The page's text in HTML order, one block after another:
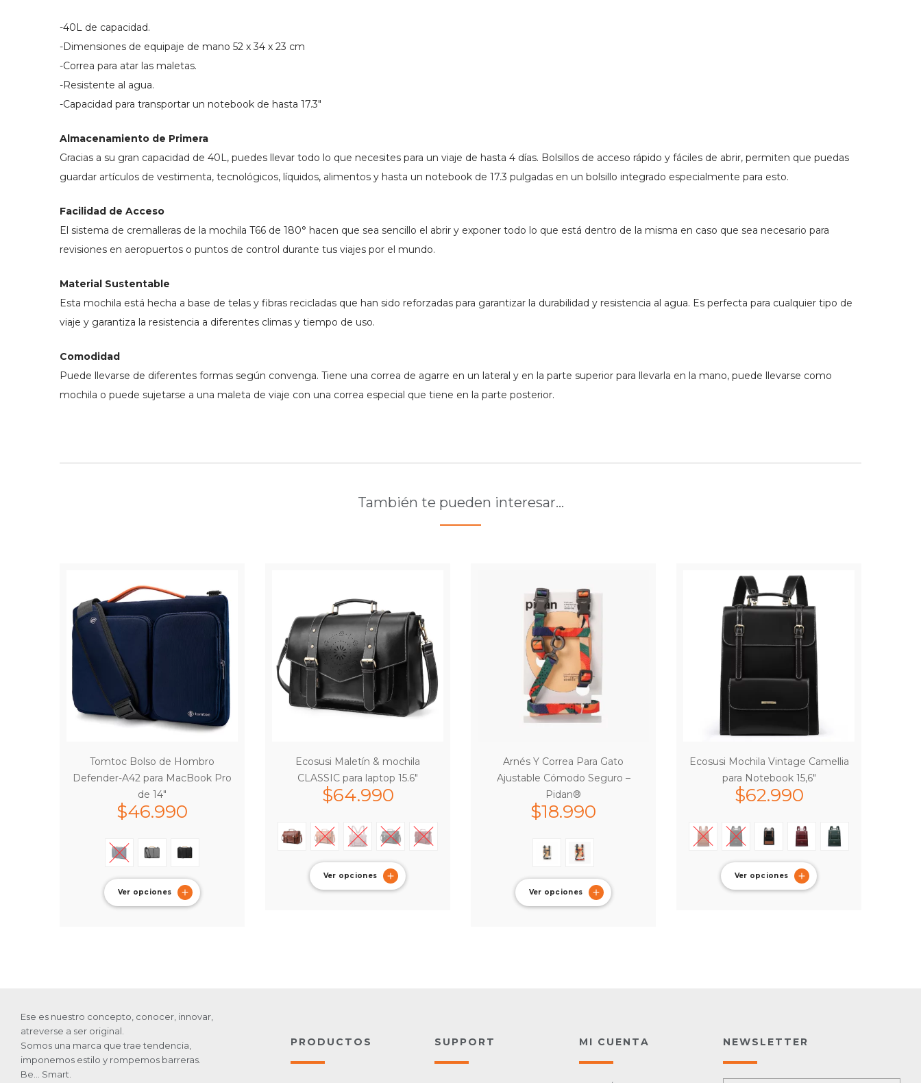
-40L de capacidad.
-Dimensiones de equipaje de mano 52 x 34 x 23 cm
-Correa para atar las maletas.
-Resistente al agua.
-Capacidad para transportar un notebook de hasta 17.3″
Almacenamiento de Primera
Gracias a su gran capacidad de 40L, puedes llevar todo lo que necesites para un viaje de hasta 4 días. Bolsillos de acceso rápido y fáciles de abrir, permiten que puedas
guardar artículos de vestimenta, tecnológicos, líquidos, alimentos y hasta un notebook de 17.3 pulgadas en un bolsillo integrado especialmente para esto.
Facilidad de Acceso
El sistema de cremalleras de la mochila T66 de 180° hacen que sea sencillo el abrir y exponer todo lo que está dentro de la misma en caso que sea necesario para
revisiones en aeropuertos o puntos de control durante tus viajes por el mundo.
Material Sustentable
Esta mochila está hecha a base de telas y fibras recicladas que han sido reforzadas para garantizar la durabilidad y resistencia al agua. Es perfecta para cualquier tipo de
viaje y garantiza la resistencia a diferentes climas y tiempo de uso.
Comodidad
Puede llevarse de diferentes formas según convenga. Tiene una correa de agarre en un lateral y en la parte superior para llevarla en la mano, puede llevarse como
mochila o puede sujetarse a una maleta de viaje con una correa especial que tiene en la parte posterior.
También te pueden interesar…
Tomtoc Bolso de Hombro
Defender-A42 para MacBook Pro
de 14″
$46.990
Ver opciones
Ecosusi Maletín & mochila
CLASSIC para laptop 15.6″
$64.990
Ver opciones
Arnés Y Correa Para Gato
Ajustable Cómodo Seguro –
Pidan®
$18.990
Ver opciones
Ecosusi Mochila Vintage Camellia
para Notebook 15,6″
$62.990
Ver opciones
Ese es nuestro concepto, conocer, innovar,
atreverse a ser original.
Somos una marca que trae tendencia,
imponemos estilo y rompemos barreras.
Be… Smart.
PRODUCTOS SUPPORT MI CUENTA NEWSLETTER